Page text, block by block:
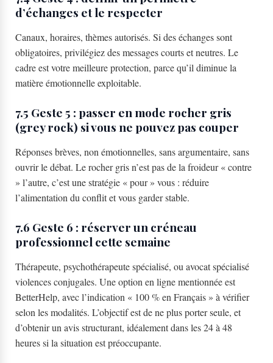
d’échanges et le respecter
Canaux, horaires, thèmes autorisés. Si des échanges sont
obligatoires, privilégiez des messages courts et neutres. Le
cadre est votre meilleure protection, parce qu’il diminue la
matière émotionnelle exploitable.
7.5 Geste 5 : passer en mode rocher gris
(grey rock) si vous ne pouvez pas couper
Réponses brèves, non émotionnelles, sans argumentaire, sans
ouvrir le débat. Le rocher gris n’est pas de la froideur « contre
» l’autre, c’est une stratégie « pour » vous : réduire
l’alimentation du conflit et vous garder stable.
7.6 Geste 6 : réserver un créneau
professionnel cette semaine
Thérapeute, psychothérapeute spécialisé, ou avocat spécialisé
violences conjugales. Une option en ligne mentionnée est
BetterHelp, avec l’indication « 100 % en Français » à vérifier
selon les modalités. L’objectif est de ne plus porter seule, et
d’obtenir un avis structurant, idéalement dans les 24 à 48
heures si la situation est préoccupante.